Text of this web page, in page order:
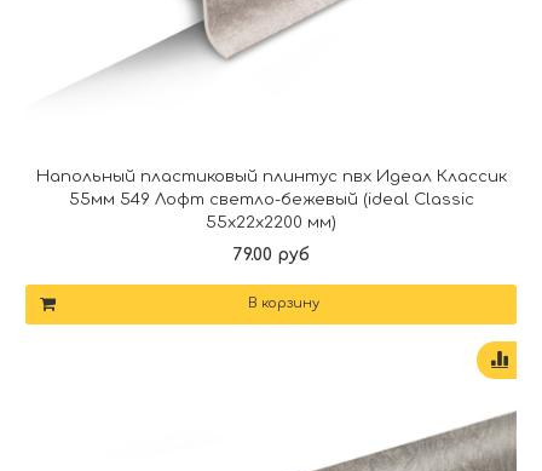
Напольный пластиковый плинтус пвх Идеал Классик
55мм 549 Лофт светло-бежевый (ideal Classic
55х22х2200 мм)
79.00 руб
В корзину